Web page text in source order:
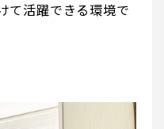
て活躍できる環境で